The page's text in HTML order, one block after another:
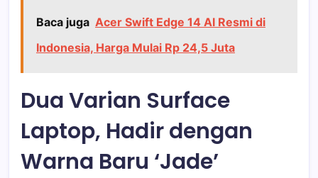
Baca juga Acer Swift Edge 14 AI Resmi di
Indonesia, Harga Mulai Rp 24,5 Juta
Dua Varian Surface
Laptop, Hadir dengan
Warna Baru ‘Jade’